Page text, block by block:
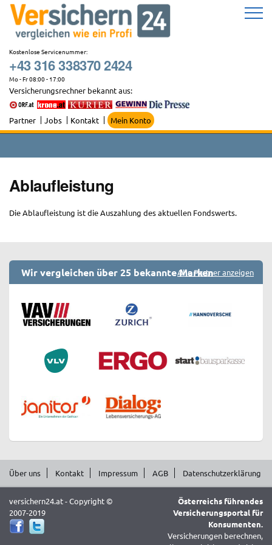
Zum
Inhalt
springen
Kostenlose Servicenummer:
+43 316 338370 2424
Mo - Fr 08:00 - 17:00
Versicherungsrechner bekannt aus:
Partner Jobs Kontakt Mein Konto
Ablaufleistung
Die Ablaufleistung ist die Auszahlung des aktuellen Fondswerts.
Wir vergleichen über 25 bekannte MarkenAlle Partner anzeigen
Über uns Kontakt Impressum AGB Datenschutzerklärung
versichern24.at - Copyright ©
2007-2019
Österreichs führendes
Versicherungsportal für
Konsumenten.
Versicherungen berechnen,